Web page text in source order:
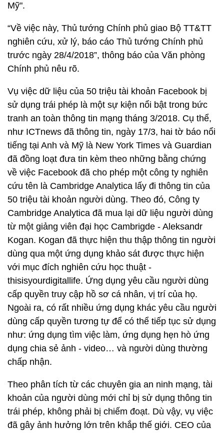
Mỹ".
“Về việc này, Thủ tướng Chính phủ giao Bộ TT&TT
nghiên cứu, xử lý, báo cáo Thủ tướng Chính phủ
trước ngày 28/4/2018”, thông báo của Văn phòng
Chính phủ nêu rõ.
Vụ việc dữ liệu của 50 triệu tài khoản Facebook bị
sử dụng trái phép là một sự kiện nổi bật trong bức
tranh an toàn thông tin mạng tháng 3/2018. Cụ thể,
như ICTnews đã thông tin, ngày 17/3, hai tờ báo nổi
tiếng tại Anh và Mỹ là New York Times và Guardian
đã đồng loạt đưa tin kèm theo những bằng chứng
về việc Facebook đã cho phép một công ty nghiên
cứu tên là Cambridge Analytica lấy đi thông tin của
50 triệu tài khoản người dùng. Theo đó, Công ty
Cambridge Analytica đã mua lại dữ liệu người dùng
từ một giảng viên đại học Cambrigde - Aleksandr
Kogan. Kogan đã thực hiện thu thập thông tin người
dùng qua một ứng dụng khảo sát được thực hiện
với mục đích nghiên cứu học thuật -
thisisyourdigitallife. Ứng dụng yêu cầu người dùng
cấp quyền truy cập hồ sơ cá nhân, vị trí của họ.
Ngoài ra, có rất nhiều ứng dụng khác yêu cầu người
dùng cấp quyền tương tự để có thể tiếp tục sử dụng
như: ứng dụng tìm việc làm, ứng dụng hẹn hò ứng
dụng chia sẻ ảnh - video… và người dùng thường
chấp nhận.
Theo phân tích từ các chuyên gia an ninh mạng, tài
khoản của người dùng mới chỉ bị sử dụng thông tin
trái phép, không phải bị chiếm đoạt. Dù vậy, vụ việc
đã gây ảnh hưởng lớn trên khắp thế giới. CEO của